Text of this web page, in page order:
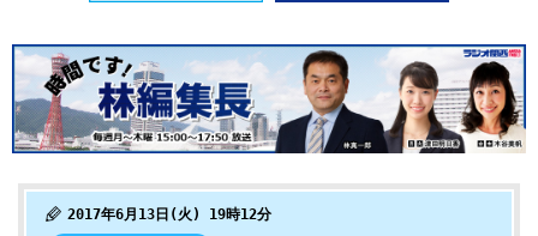
2017年6月13日(火) 19時12分